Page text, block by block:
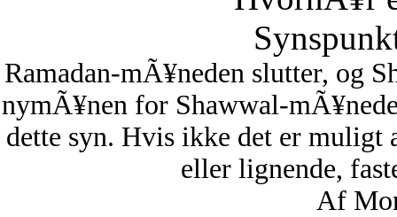
Ramadan-mÃ¥neden slutter, og
nymÃ¥nen for Shawwal-
dette syn. Hvis ikke det er
eller lignende,
Af